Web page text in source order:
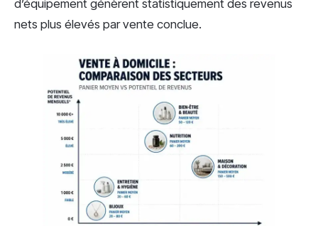
d’équipement génèrent statistiquement des revenus
nets plus élevés par vente conclue.